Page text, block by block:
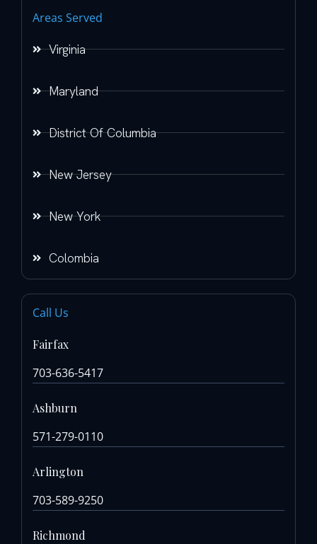
Areas Served
Virginia
Maryland
District Of Columbia
New Jersey
New York
Colombia
Call Us
Fairfax
703-636-5417
Ashburn
571-279-0110
Arlington
703-589-9250
Richmond